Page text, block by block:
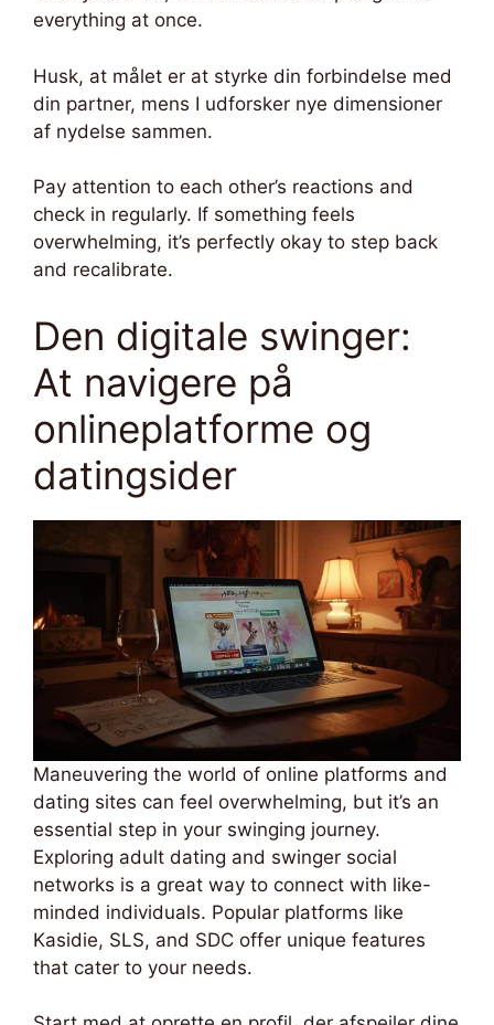
everything at once.
Husk, at målet er at styrke din forbindelse med
din partner, mens I udforsker nye dimensioner
af nydelse sammen.
Pay attention to each other’s reactions and
check in regularly. If something feels
overwhelming, it’s perfectly okay to step back
and recalibrate.
Den digitale swinger:
At navigere på
onlineplatforme og
datingsider
Maneuvering the world of online platforms and
dating sites can feel overwhelming, but it’s an
essential step in your swinging journey.
Exploring adult dating and swinger social
networks is a great way to connect with like-
minded individuals. Popular platforms like
Kasidie, SLS, and SDC offer unique features
that cater to your needs.